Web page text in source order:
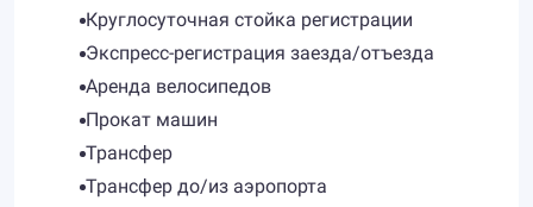
Круглосуточная стойка регистрации
Экспресс-регистрация заезда/отъезда
Аренда велосипедов
Прокат машин
Трансфер
Трансфер до/из аэропорта